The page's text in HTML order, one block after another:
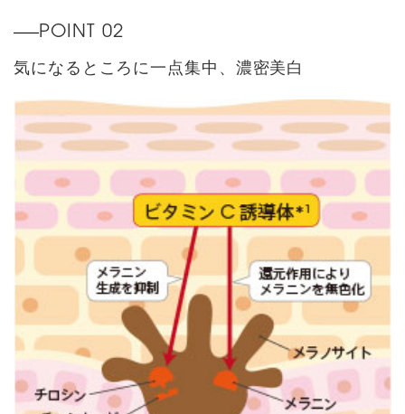
POINT 02
気になるところに一点集中、濃密美白